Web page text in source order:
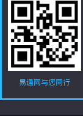
易通网与您同行